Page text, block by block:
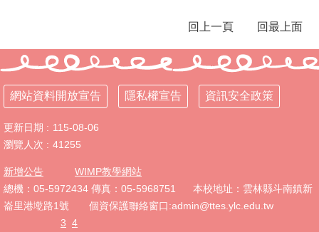
回上一頁 回最上面
網站資料開放宣告 隱私權宣告 資訊安全政策
更新日期
115-08-06
瀏覽人次
41255
新增公告
WIMP教學網站
總機：05-5972434 傳真：05-5968751 本校地址：雲林縣斗南鎮新
崙里港墘路1號 個資保護聯絡窗口:admin@ttes.ylc.edu.tw
3 4